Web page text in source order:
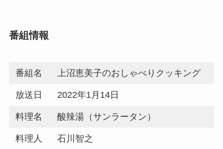
番組情報
番組名 上沼恵美子のおしゃべりクッキング
放送日 2022年1月14日
料理名 酸辣湯（サンラータン）
料理人 石川智之